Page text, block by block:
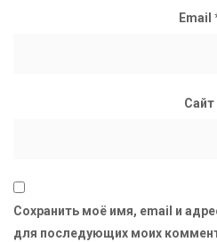
Email
Сайт
Сохранить моё имя, email и
для последующих моих